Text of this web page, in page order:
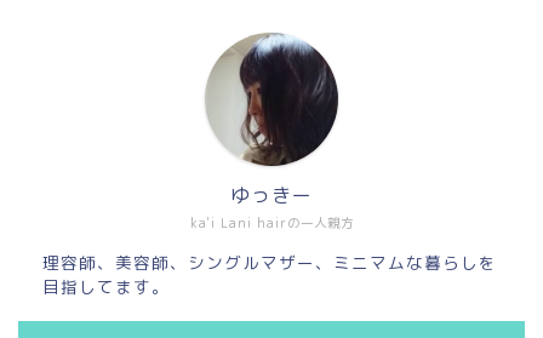
ka'i Lani hairの一人親方
ゆっきー
理容師、美容師、シングルマザー、ミニマムな暮らしを
目指してます。